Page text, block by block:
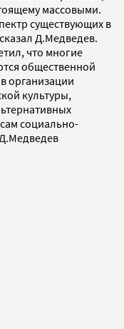
массовыми.
существующих в
Д.Медведев.
что многие
общественной
организации
культуры,
социально-